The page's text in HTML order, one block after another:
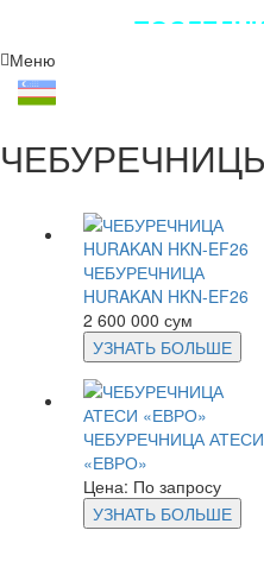
Меню
ЧЕБУРЕЧНИЦА
HURAKAN HKN-EF26
2 600 000 сум
УЗНАТЬ БОЛЬШЕ
ЧЕБУРЕЧНИЦА АТЕСИ
«ЕВРО»
Цена: По запросу
УЗНАТЬ БОЛЬШЕ